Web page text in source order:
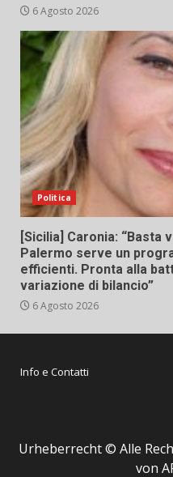
6 Agosto 2026
Politica
[Sicilia] Caronia: “Basta
Palermo serve un
efficienti. Pronta alla
variazione di bilancio”
6 Agosto 2026
Info e Contatti
Urheberrecht © Alle
von